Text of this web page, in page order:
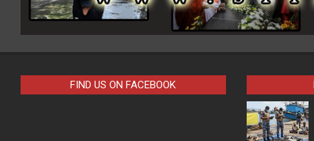
FIND US ON FACEBOOK